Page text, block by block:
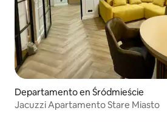
Departamento en Śródmieście
Jacuzzi Apartamento Stare Miasto